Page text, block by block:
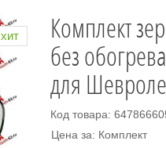
хит
Комплект
без
для
Код товара:
Цена за: Комплект